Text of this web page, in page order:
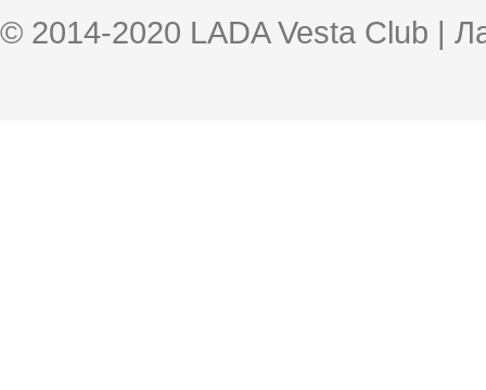
© 2014-2020 LADA Vesta Club |